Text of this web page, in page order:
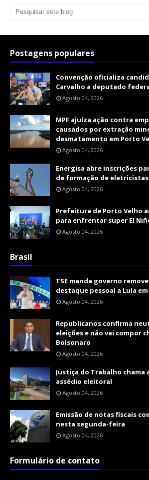
Postagens populares
Convenção oficializa
Carvalho a deputado
Agosto 04, 2026
MPF ajuíza ação contra
causados por extração
desmatamento em Porto
Agosto 04, 2026
Energisa abre inscrições
de formação de eletricistas
Agosto 04, 2026
Prefeitura de Porto Velho
para enfrentar super El
Agosto 04, 2026
Brasil
TSE manda governo
destaque pessoal a Lula
Agosto 04, 2026
Republicanos confirma
eleições e não vai compor
Bolsonaro
Agosto 04, 2026
Justiça do Trabalho chama
assédio eleitoral
Agosto 04, 2026
Emissão de notas fiscais
nesta segunda-feira
Agosto 04, 2026
Formulário de contato